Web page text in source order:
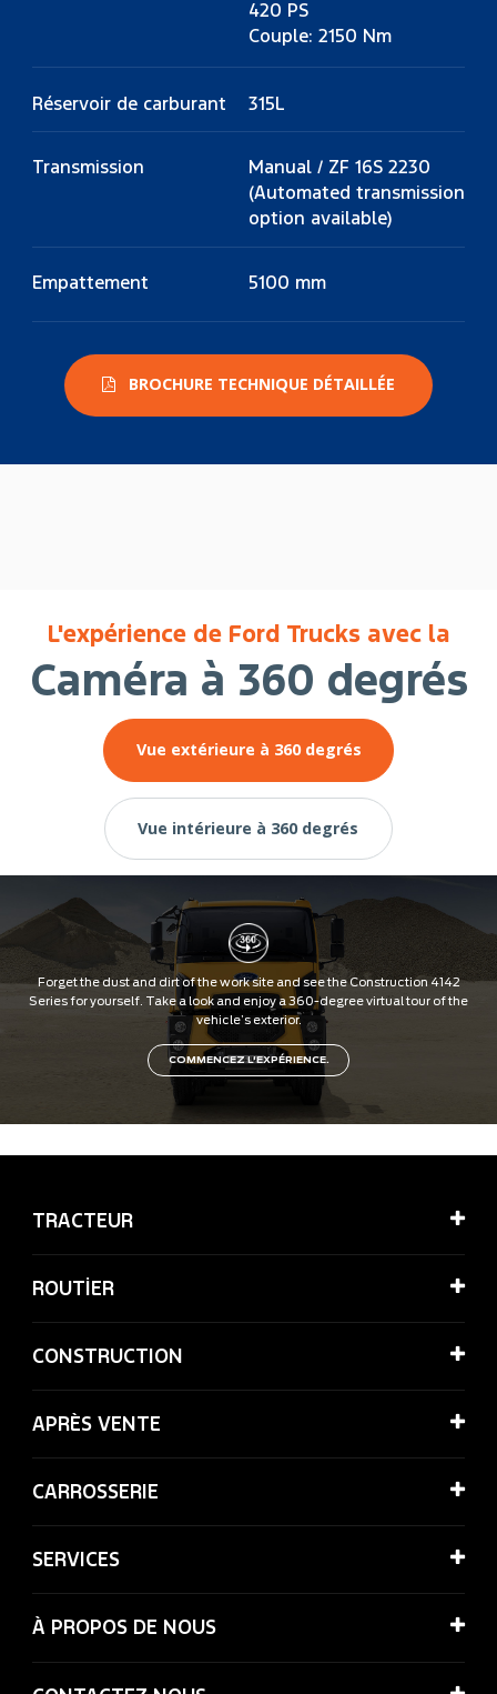
420 PS
Couple: 2150 Nm
Réservoir de carburant 315L
Transmission
Manual / ZF 16S 2230
(Automated transmission
option available)
Empattement 5100 mm
BROCHURE TECHNIQUE DÉTAILLÉE
L'expérience de Ford Trucks avec la
Caméra à 360 degrés
Vue extérieure à 360 degrés
Vue intérieure à 360 degrés
TRACTEUR
ROUTİER
CONSTRUCTION
APRÈS VENTE
CARROSSERIE
SERVICES
À PROPOS DE NOUS